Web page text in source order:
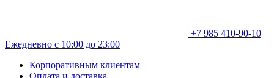
+7 985 410-90-10
Ежедневно с 10:00 до 23:00
Корпоративным клиентам
Оплата и доставка